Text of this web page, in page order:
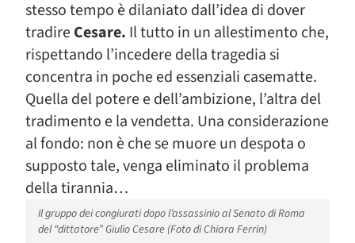
stesso tempo è dilaniato dall’idea di dover
tradireCesare. Il tutto in un allestimento che,
rispettando l’incedere della tragedia si
concentra in poche ed essenziali casematte.
Quella del potere e dell’ambizione, l’altra del
tradimento e la vendetta. Una considerazione
al fondo: non è che se muore un despota o
supposto tale, venga eliminato il problema
della tirannia…
Il gruppo dei congiurati dopo l’assassinio al Senato di Roma
del “dittatore” Giulio Cesare (Foto di Chiara Ferrin)